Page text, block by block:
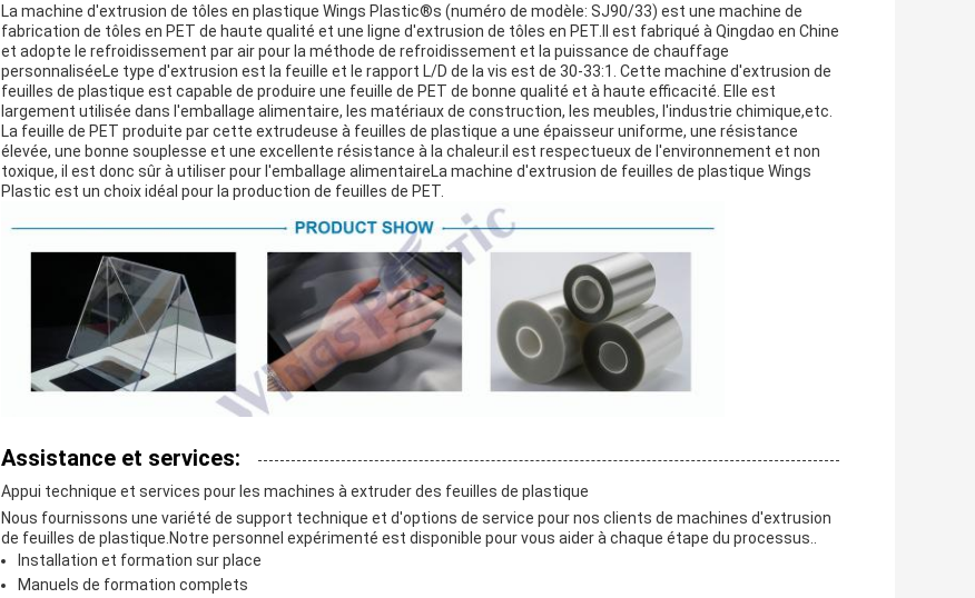
La machine d'extrusion de tôles en plastique Wings Plastic®s (numéro de modèle: SJ90/33) est une machine de
fabrication de tôles en PET de haute qualité et une ligne d'extrusion de tôles en PET.Il est fabriqué à Qingdao en Chine
et adopte le refroidissement par air pour la méthode de refroidissement et la puissance de chauffage
personnaliséeLe type d'extrusion est la feuille et le rapport L/D de la vis est de 30-33:1. Cette machine d'extrusion de
feuilles de plastique est capable de produire une feuille de PET de bonne qualité et à haute efficacité. Elle est
largement utilisée dans l'emballage alimentaire, les matériaux de construction, les meubles, l'industrie chimique,etc.
La feuille de PET produite par cette extrudeuse à feuilles de plastique a une épaisseur uniforme, une résistance
élevée, une bonne souplesse et une excellente résistance à la chaleur.il est respectueux de l'environnement et non
toxique, il est donc sûr à utiliser pour l'emballage alimentaireLa machine d'extrusion de feuilles de plastique Wings
Plastic est un choix idéal pour la production de feuilles de PET.
Assistance et services:
Appui technique et services pour les machines à extruder des feuilles de plastique
Nous fournissons une variété de support technique et d'options de service pour nos clients de machines d'extrusion
de feuilles de plastique.Notre personnel expérimenté est disponible pour vous aider à chaque étape du processus..
Installation et formation sur place
Manuels de formation complets